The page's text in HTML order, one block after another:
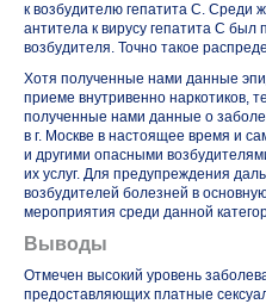
к возбудителю гепатита С. Среди
антитела к вирусу гепатита С
возбудителя. Точно такое
Хотя полученные нами данные
приеме внутривенно наркотиков,
полученные нами данные о
в г. Москве в настоящее время и
и другими опасными
их услуг. Для предупреждения
возбудителей болезней в
мероприятия среди данной
Выводы
Отмечен высокий уровень
предоставляющих платные